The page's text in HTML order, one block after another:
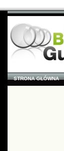
STRONA GŁÓWNA